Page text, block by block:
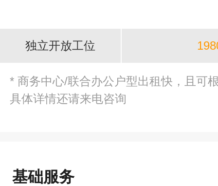
独立开放工位
* 商务中心/联合办公户型出租快，且可
具体详情还请来电咨询
基础服务